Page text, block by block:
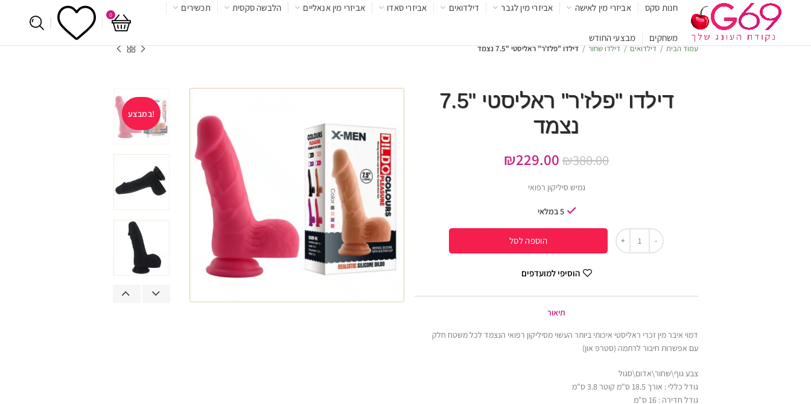
חנות סקס אביזרי מין לאישה אביזרי מין לגבר דילדואים אביזרי סאדו אביזרי מין אנאליים הלבשה סקסית תכשירים
משחקים מבצעי החודש
0
עמוד הבית דילדואים דילדו שחור דילדו "פלז'ר" ראליסטי "7.5 נצמד
במבצע!
דילדו "פלז'ר" ראליסטי "7.5
נצמד
₪380.00
₪229.00
גמיש סיליקון רפואי
5 במלאי
הוספה לסל
הוסיפי למועדפים
תיאור
דמוי איבר מין זכרי ראליסטי איכותי ביותר העשוי מסיליקון רפואי הנצמד לכל משטח חלק
עם אפשרות חיבור לרתמה (סטרפ און)
צבע גוף\שחור\אדום\סגול
גודל כללי : אורך 18.5 ס"מ קוטר 3.8 ס"מ
גודל חדירה : 16 ס"מ